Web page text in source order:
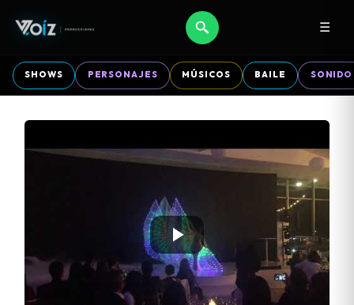
☰
SHOWS PERSONAJES MÚSICOS BAILE SONIDO